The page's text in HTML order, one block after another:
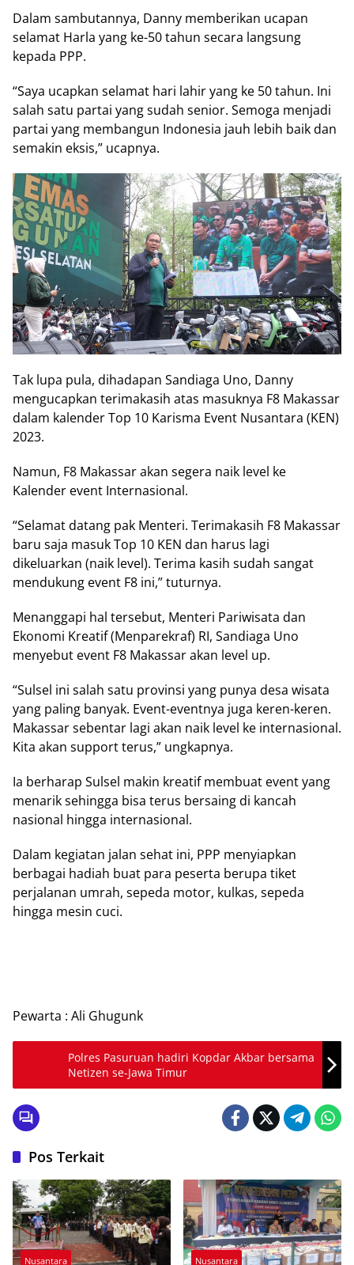
Dalam sambutannya, Danny memberikan ucapan
selamat Harla yang ke-50 tahun secara langsung
kepada PPP.
“Saya ucapkan selamat hari lahir yang ke 50 tahun. Ini
salah satu partai yang sudah senior. Semoga menjadi
partai yang membangun Indonesia jauh lebih baik dan
semakin eksis,” ucapnya.
Tak lupa pula, dihadapan Sandiaga Uno, Danny
mengucapkan terimakasih atas masuknya F8 Makassar
dalam kalender Top 10 Karisma Event Nusantara (KEN)
2023.
Namun, F8 Makassar akan segera naik level ke
Kalender event Internasional.
“Selamat datang pak Menteri. Terimakasih F8 Makassar
baru saja masuk Top 10 KEN dan harus lagi
dikeluarkan (naik level). Terima kasih sudah sangat
mendukung event F8 ini,” tuturnya.
Menanggapi hal tersebut, Menteri Pariwisata dan
Ekonomi Kreatif (Menparekraf) RI, Sandiaga Uno
menyebut event F8 Makassar akan level up.
“Sulsel ini salah satu provinsi yang punya desa wisata
yang paling banyak. Event-eventnya juga keren-keren.
Makassar sebentar lagi akan naik level ke internasional.
Kita akan support terus,” ungkapnya.
Ia berharap Sulsel makin kreatif membuat event yang
menarik sehingga bisa terus bersaing di kancah
nasional hingga internasional.
Dalam kegiatan jalan sehat ini, PPP menyiapkan
berbagai hadiah buat para peserta berupa tiket
perjalanan umrah, sepeda motor, kulkas, sepeda
hingga mesin cuci.
Pewarta : Ali Ghugunk
Polres Pasuruan hadiri Kopdar Akbar bersama
Netizen se-Jawa Timur
Pos Terkait
Nusantara Nusantara